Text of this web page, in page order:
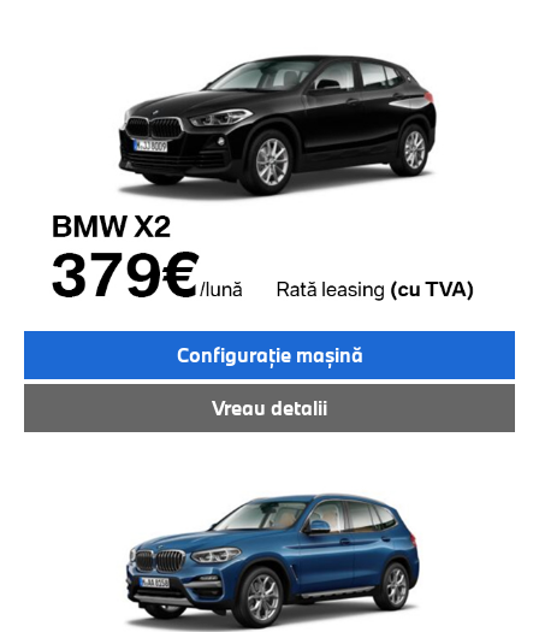
Configuraţie maşină
Vreau detalii